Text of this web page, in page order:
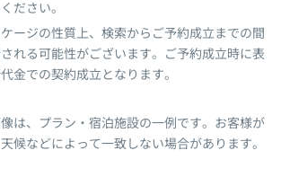
ださい。
ージの性質上、検索からご予約成立までの間
れる可能性がございます。ご予約成立時に表
金での契約成立となります。
は、プラン・宿泊施設の一例です。お客様が
候などによって一致しない場合があります。